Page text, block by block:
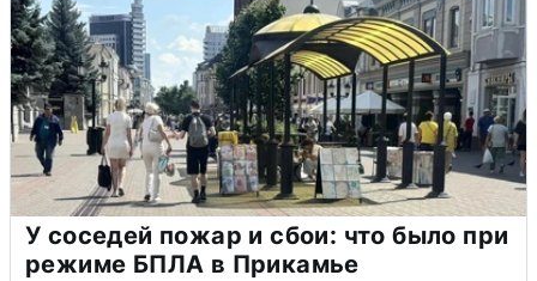
У соседей пожар и сбои: что было при
режиме БПЛА в Прикамье